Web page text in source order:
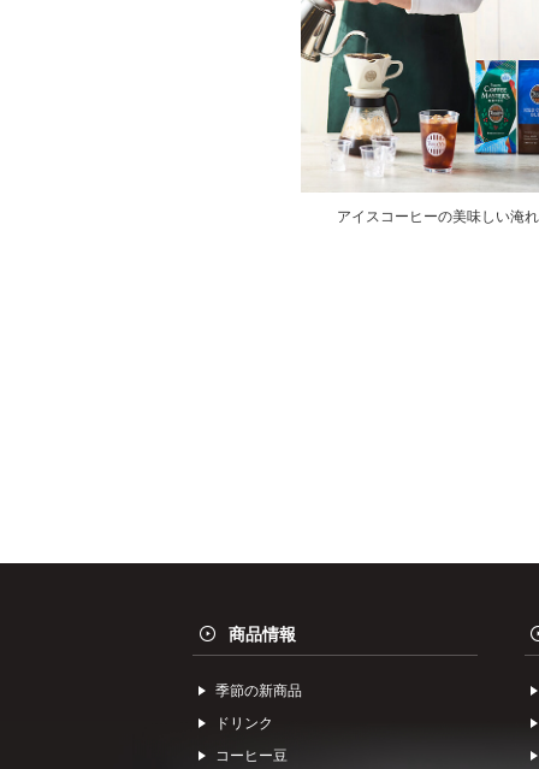
アイスコーヒーの美味しい淹
商品情報
季節の新商品
ドリンク
コーヒー⾖